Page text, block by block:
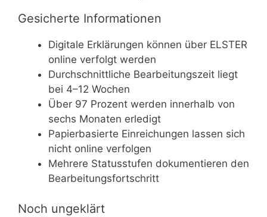
Gesicherte Informationen
Digitale Erklärungen können über ELSTER
online verfolgt werden
Durchschnittliche Bearbeitungszeit liegt
bei 4–12 Wochen
Über 97 Prozent werden innerhalb von
sechs Monaten erledigt
Papierbasierte Einreichungen lassen sich
nicht online verfolgen
Mehrere Statusstufen dokumentieren den
Bearbeitungsfortschritt
Noch ungeklärt